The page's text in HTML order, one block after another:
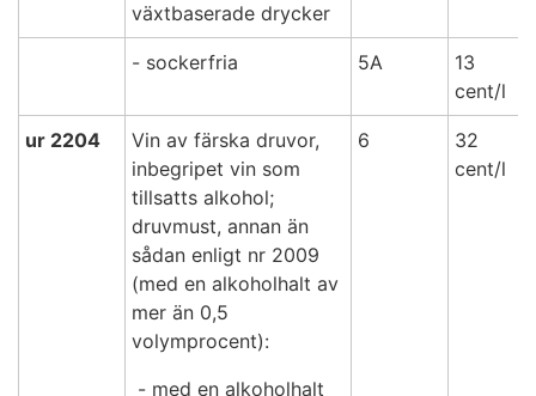
växtbaserade drycker
- sockerfria 5A
13
cent/l
ur 2204
Vin av färska druvor,
inbegripet vin som
tillsatts alkohol;
druvmust, annan än
sådan enligt nr 2009
(med en alkoholhalt av
mer än 0,5
volymprocent):
- med en alkoholhalt
6
32
cent/l